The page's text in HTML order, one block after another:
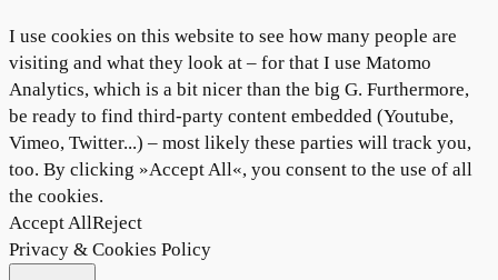
I use cookies on this website to see how many people are
visiting and what they look at – for that I use Matomo
Analytics, which is a bit nicer than the big G. Furthermore,
be ready to find third-party content embedded (Youtube,
Vimeo, Twitter...) – most likely these parties will track you,
too. By clicking »Accept All«, you consent to the use of all
the cookies.
Accept AllReject
Privacy & Cookies Policy